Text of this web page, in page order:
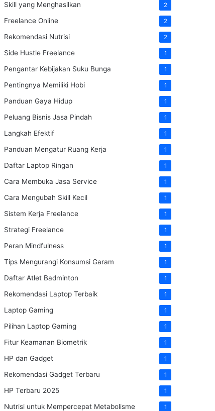
Skill yang Menghasilkan 2
Freelance Online 2
Rekomendasi Nutrisi 2
Side Hustle Freelance 1
Pengantar Kebijakan Suku Bunga 1
Pentingnya Memiliki Hobi 1
Panduan Gaya Hidup 1
Peluang Bisnis Jasa Pindah 1
Langkah Efektif 1
Panduan Mengatur Ruang Kerja 1
Daftar Laptop Ringan 1
Cara Membuka Jasa Service 1
Cara Mengubah Skill Kecil 1
Sistem Kerja Freelance 1
Strategi Freelance 1
Peran Mindfulness 1
Tips Mengurangi Konsumsi Garam 1
Daftar Atlet Badminton 1
Rekomendasi Laptop Terbaik 1
Laptop Gaming 1
Pilihan Laptop Gaming 1
Fitur Keamanan Biometrik 1
HP dan Gadget 1
Rekomendasi Gadget Terbaru 1
HP Terbaru 2025 1
Nutrisi untuk Mempercepat Metabolisme 1